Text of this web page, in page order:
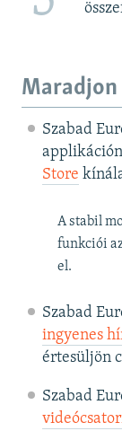
Szabad
Store
A stabil
funkciói
el.
Szabad
ingyenes
értesüljön
Szabad